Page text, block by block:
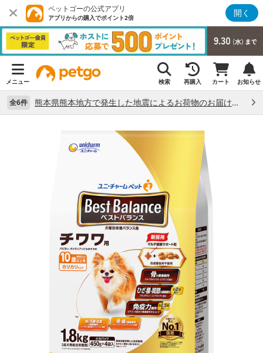
ペットゴーの公式アプリ
アプリからの購入でポイント2倍 開く
メニュー 検索 再購入 カート お知らせ
全6件 熊本県熊本地方で発生した地震によるお荷物のお届け状況について （7/28）